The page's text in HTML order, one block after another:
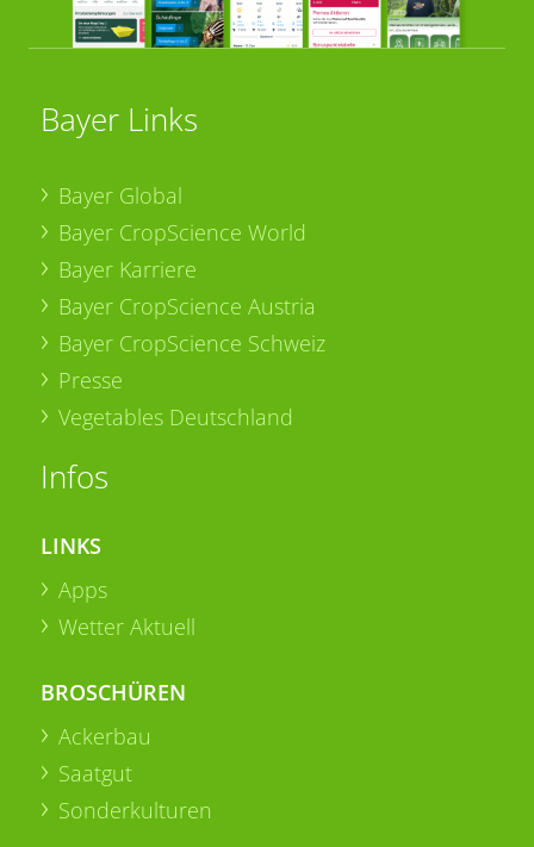
Bayer Links
Bayer Global
Bayer CropScience World
Bayer Karriere
Bayer CropScience Austria
Bayer CropScience Schweiz
Presse
Vegetables Deutschland
Infos
LINKS
Apps
Wetter Aktuell
BROSCHÜREN
Ackerbau
Saatgut
Sonderkulturen